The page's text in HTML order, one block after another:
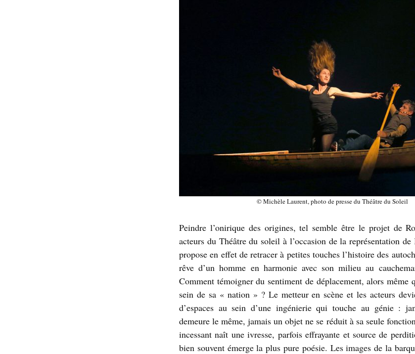
© Michèle Laurent, photo de presse du Théâtre du Soleil
Peindre l’onirique des origines, tel semble être le projet de
acteurs du Théâtre du soleil à l’occasion de la représentation
propose en effet de retracer à petites touches l’histoire des
rêve d’un homme en harmonie avec son milieu au
Comment témoigner du sentiment de déplacement, alors même
sein de sa « nation » ? Le metteur en scène et les acteurs
d’espaces au sein d’une ingénierie qui touche au génie :
demeure le même, jamais un objet ne se réduit à sa seule
incessant naît une ivresse, parfois effrayante et source de
bien souvent émerge la plus pure poésie. Les images de la